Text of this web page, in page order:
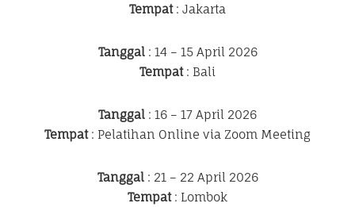
Tempat: Jakarta
Tanggal: 14 – 15 April 2026
Tempat: Bali
Tanggal : 16 – 17 April 2026
Tempat: Pelatihan Online via Zoom Meeting
Tanggal: 21 – 22 April 2026
Tempat: Lombok